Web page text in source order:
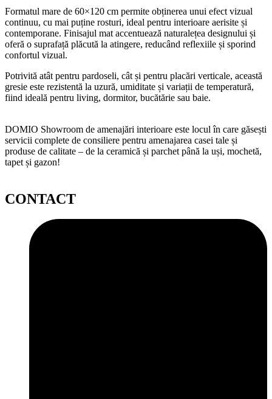
Formatul mare de 60×120 cm permite obținerea unui efect vizual
continuu, cu mai puține rosturi, ideal pentru interioare aerisite și
contemporane. Finisajul mat accentuează naturalețea designului și
oferă o suprafață plăcută la atingere, reducând reflexiile și sporind
confortul vizual.
Potrivită atât pentru pardoseli, cât și pentru placări verticale, această
gresie este rezistentă la uzură, umiditate și variații de temperatură,
fiind ideală pentru living, dormitor, bucătărie sau baie.
DOMIO Showroom de amenajări interioare este locul în care găsești
servicii complete de consiliere pentru amenajarea casei tale și
produse de calitate – de la ceramică și parchet până la uși, mochetă,
tapet și gazon!
CONTACT